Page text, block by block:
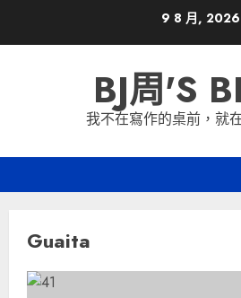
9 8 月, 2026
BJ周'S
我不在寫作的桌前，就
Guaita